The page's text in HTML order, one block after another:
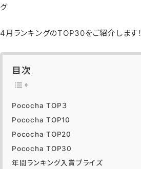
グ
4月ランキングのTOP30をご紹介します！
目次
Pococha TOP３
Pococha TOP10
Pococha TOP20
Pococha TOP30
年間ランキング入賞プライズ